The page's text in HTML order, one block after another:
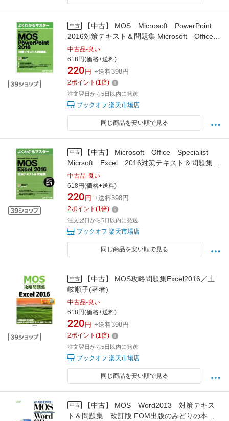
中古
【中古】 MOS Microsoft PowerPoint
2016対策テキスト＆問題集 Microsoft Office
Specialist よくわかるマスター／富士通エフ・
オー・エム株式会社
中古品-良い
618円(価格+送料)
220 円 +送料398円
2ポイント (1倍)
注文翌日から5日以内に発送
ブックオフ 楽天市場店
同じ商品を安い順で見る
中古
【中古】 Microsoft Office Specialist
Micrsoft Excel 2016対策テキスト＆問題集
よくわかるマスター／FOM出版
中古品-良い
618円(価格+送料)
220 円 +送料398円
2ポイント (1倍)
注文翌日から5日以内に発送
ブックオフ 楽天市場店
同じ商品を安い順で見る
中古
【中古】 MOS攻略問題集Excel2016／土
岐順子(著者)
中古品-良い
618円(価格+送料)
220 円 +送料398円
2ポイント (1倍)
注文翌日から5日以内に発送
ブックオフ 楽天市場店
同じ商品を安い順で見る
中古
【中古】 MOS Word2013 対策テキス
ト＆問題集 改訂版 FOM出版のみどりの本よ